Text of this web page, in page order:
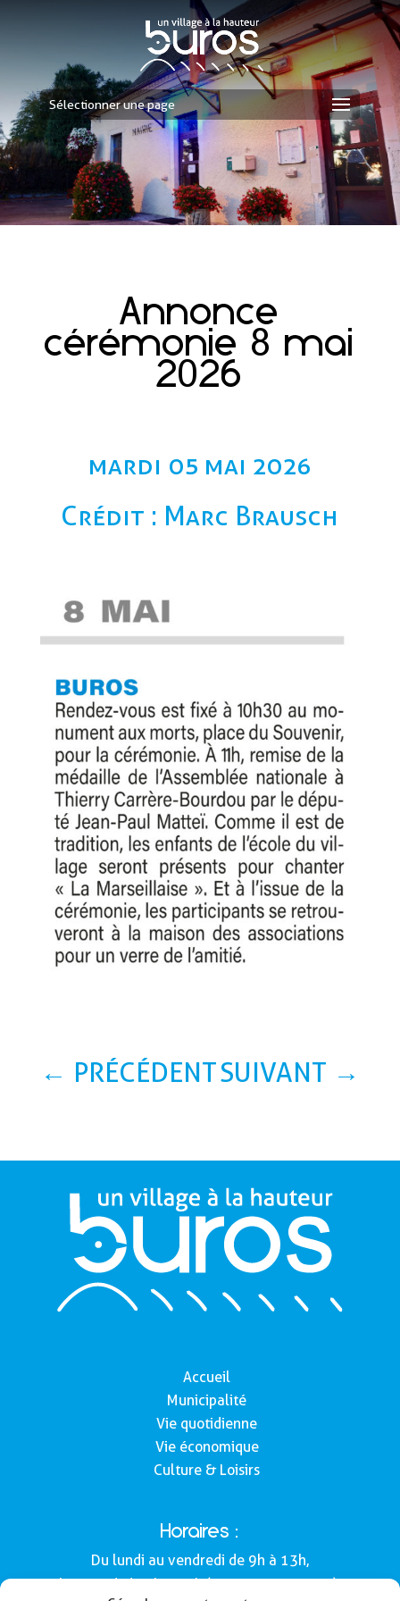
Sélectionner une page
Annonce
cérémonie 8 mai
2026
mardi 05 mai 2026
Crédit : Marc Brausch
← PRÉCÉDENTSUIVANT →
Accueil
Municipalité
Vie quotidienne
Vie économique
Culture & Loisirs
Horaires :
Du lundi au vendredi de 9h à 13h,